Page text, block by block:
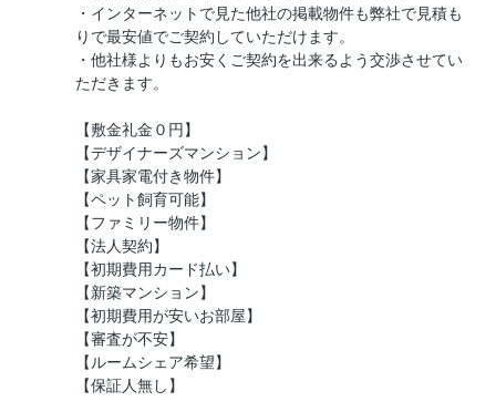
・インターネットで見た他社の掲載物件も弊社で見積も
りで最安値でご契約していただけます。
・他社様よりもお安くご契約を出来るよう交渉させてい
ただきます。
【敷金礼金０円】
【デザイナーズマンション】
【家具家電付き物件】
【ペット飼育可能】
【ファミリー物件】
【法人契約】
【初期費用カード払い】
【新築マンション】
【初期費用が安いお部屋】
【審査が不安】
【ルームシェア希望】
【保証人無し】